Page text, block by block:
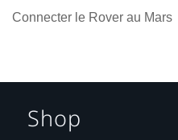
Connecter le Rover au Mars
Shop